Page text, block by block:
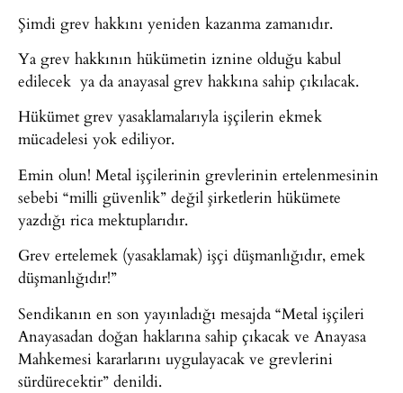
Şimdi grev hakkını yeniden kazanma zamanıdır.
Ya grev hakkının hükümetin iznine olduğu kabul
edilecek ya da anayasal grev hakkına sahip çıkılacak.
Hükümet grev yasaklamalarıyla işçilerin ekmek
mücadelesi yok ediliyor.
Emin olun! Metal işçilerinin grevlerinin ertelenmesinin
sebebi “milli güvenlik” değil şirketlerin hükümete
yazdığı rica mektuplarıdır.
Grev ertelemek (yasaklamak) işçi düşmanlığıdır, emek
düşmanlığıdır!”
Sendikanın en son yayınladığı mesajda “Metal işçileri
Anayasadan doğan haklarına sahip çıkacak ve Anayasa
Mahkemesi kararlarını uygulayacak ve grevlerini
sürdürecektir” denildi.